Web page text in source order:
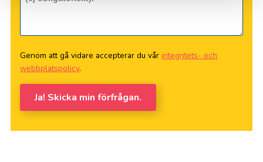
Genom att gå vidare accepterar du vår integritets- och
webbplatspolicy.
Ja! Skicka min förfrågan.